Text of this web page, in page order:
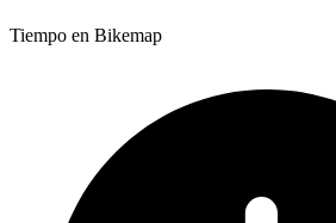
Tiempo en Bikemap